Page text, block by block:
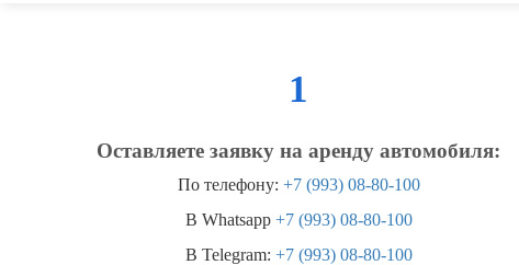
1
Оставляете заявку на аренду автомобиля:
По телефону: +7 (993) 08-80-100
В Whatsapp +7 (993) 08-80-100
В Telegram: +7 (993) 08-80-100